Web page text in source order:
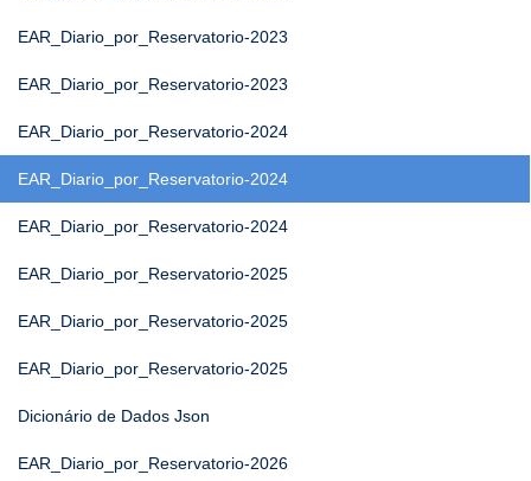
EAR_Diario_por_Reservatorio-2023
EAR_Diario_por_Reservatorio-2023
EAR_Diario_por_Reservatorio-2024
EAR_Diario_por_Reservatorio-2024
EAR_Diario_por_Reservatorio-2024
EAR_Diario_por_Reservatorio-2025
EAR_Diario_por_Reservatorio-2025
EAR_Diario_por_Reservatorio-2025
Dicionário de Dados Json
EAR_Diario_por_Reservatorio-2026